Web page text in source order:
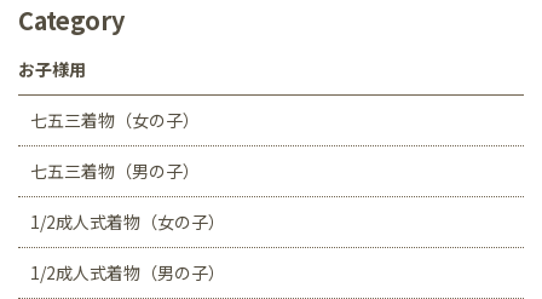
Category
お子様用
七五三着物（女の子）
七五三着物（男の子）
1/2成人式着物（女の子）
1/2成人式着物（男の子）